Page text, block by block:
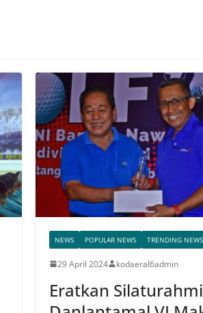
NEWS POPULAR NEWS TRENDING NEWS
29 April 2024 kodaeral6admin
Eratkan